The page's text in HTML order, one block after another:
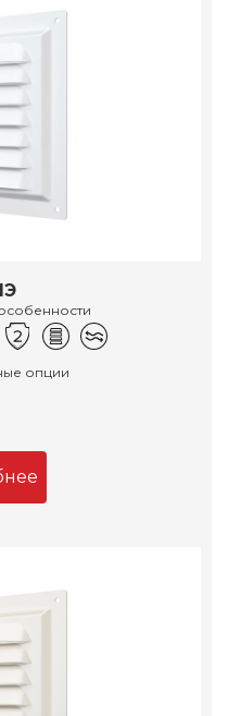
опции